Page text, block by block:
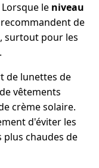
le niveau
de
surtout pour les
de lunettes de
vêtements
crème solaire.
d'éviter les
plus chaudes de